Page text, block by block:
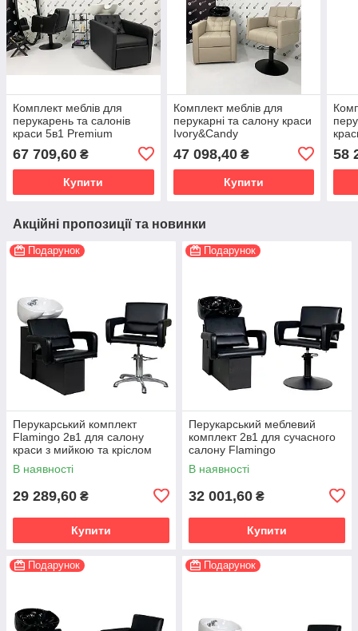
Комплект меблів для
перукарень та салонів
краси 5в1 Premium
(VM2025+876+722+5003+934)
67 709,60 ₴
Купити
Комплект меблів для
перукарні та салону краси
Ivory&Candy
47 098,40₴
Купити
58
Акційні пропозиції та новинки
Подарунок
Перукарський комплект
Flamingo 2в1 для салону
краси з мийкою та кріслом
В наявності
29 289,60 ₴
Купити
Подарунок
Перукарський меблевий
комплект 2в1 для сучасного
салону Flamingо
В наявності
32 001,60 ₴
Купити
Подарунок Подарунок